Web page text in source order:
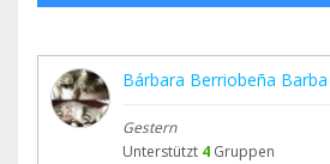
Bárbara Berriobeña Barba
Gestern
Unterstützt 4 Gruppen